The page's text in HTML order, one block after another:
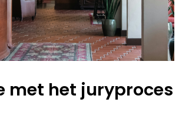
met het juryproces